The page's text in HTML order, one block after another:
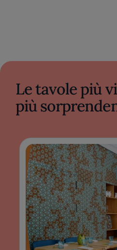
Le tavole più
più